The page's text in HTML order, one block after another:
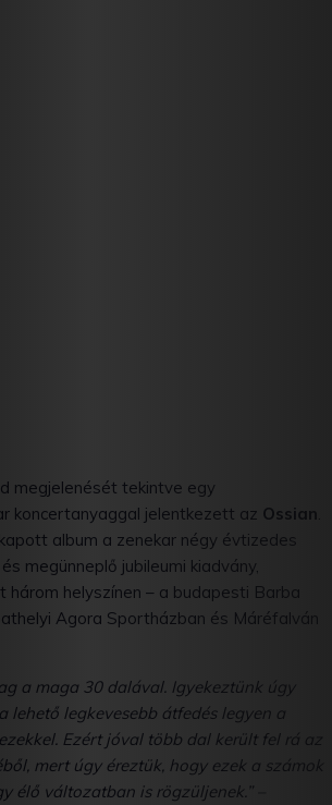
megjelenését tekintve egy
koncertanyaggal jelentkezett az Ossian
album a zenekar négy évtizedes
megünneplő jubileumi kiadvány,
három helyszínen – a budapesti Barba
Agora Sportházban és Máréfalván
a maga 30 dalával. Igyekeztünk úgy
lehető legkevesebb átfedés legyen a
Ezért jóval több dal került fel rá az
mert úgy éreztük, hogy ezek a számok
élő változatban is rögzüljenek.” –